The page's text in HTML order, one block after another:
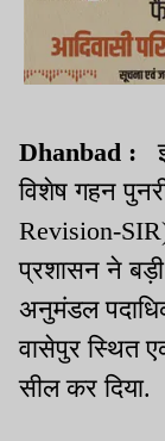
Dhanbad :
विशेष गहन
Revision-
प्रशासन ने बड़ी
अनुमंडल
वासेपुर स्थित
सील कर दिया.